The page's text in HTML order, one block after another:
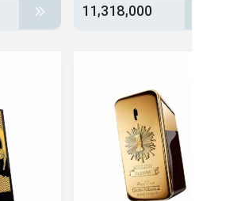
11,318,000